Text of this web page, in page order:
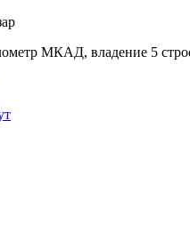
МКАД, владение 5